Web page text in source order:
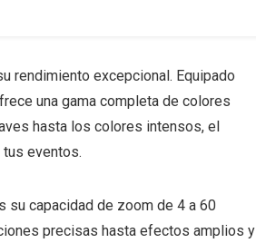
rendimiento excepcional. Equipado
una gama completa de colores
hasta los colores intensos, el
eventos.
su capacidad de zoom de 4 a 60
precisas hasta efectos amplios y